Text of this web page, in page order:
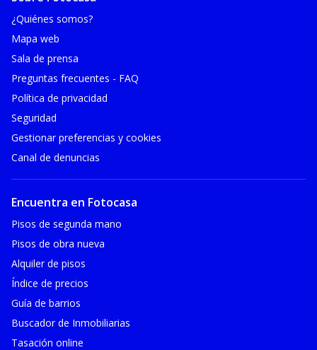
¿Quiénes somos?
Mapa web
Sala de prensa
Preguntas frecuentes - FAQ
Política de privacidad
Seguridad
Gestionar preferencias y cookies
Canal de denuncias
Encuentra en Fotocasa
Pisos de segunda mano
Pisos de obra nueva
Alquiler de pisos
Índice de precios
Guía de barrios
Buscador de Inmobiliarias
Tasación online